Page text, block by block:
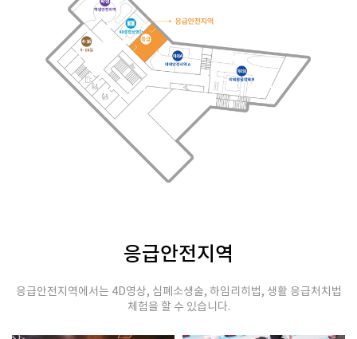
응급안전지역
응급안전지역에서는 4D영상, 심폐소생술, 하임리히법, 생활 응급처치법
체험을 할 수 있습니다.